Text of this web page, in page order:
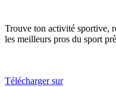
Trouve ton activité sportive,
les meilleurs pros du sport
Télécharger sur